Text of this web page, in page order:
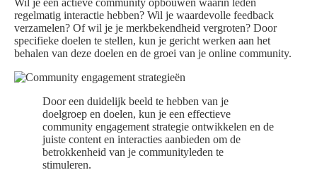
Wil je een actieve community opbouwen waarin leden
regelmatig interactie hebben? Wil je waardevolle feedback
verzamelen? Of wil je je merkbekendheid vergroten? Door
specifieke doelen te stellen, kun je gericht werken aan het
behalen van deze doelen en de groei van je online community.
Door een duidelijk beeld te hebben van je
doelgroep en doelen, kun je een effectieve
community engagement strategie ontwikkelen en de
juiste content en interacties aanbieden om de
betrokkenheid van je communityleden te
stimuleren.